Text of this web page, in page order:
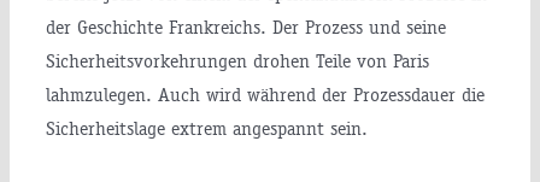
der Geschichte Frankreichs. Der Prozess und seine
Sicherheitsvorkehrungen drohen Teile von Paris
lahmzulegen. Auch wird während der Prozessdauer die
Sicherheitslage extrem angespannt sein.